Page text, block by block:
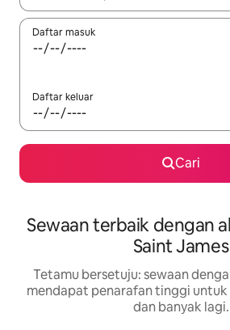
Daftar masuk
Daftar keluar
Cari
Sewaan terbaik dengan
Saint James
Tetamu bersetuju: sewaan
mendapat penarafan tinggi untuk
dan banyak lagi.